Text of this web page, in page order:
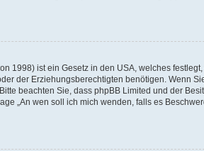
1998) ist ein Gesetz in den USA, welches
der Erziehungsberechtigten benötigen. Wenn
beachten Sie, dass phpBB Limited und der
„An wen soll ich mich wenden, falls es